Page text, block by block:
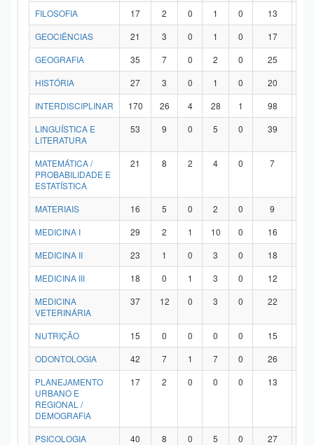
FILOSOFIA
17 2 0 1 0 13
GEOCIÊNCIAS
21 3 0 1 0 17
GEOGRAFIA
35 7 0 2 0 25
HISTÓRIA
27 3 0 1 0 20
INTERDISCIPLINAR
170 26 4 28 1 98
LINGUÍSTICA E
LITERATURA
53 9 0 5 0 39
MATEMÁTICA /
PROBABILIDADE E
ESTATÍSTICA
21 8 2 4 0 7
MATERIAIS 16 5 0 2 0 9
MEDICINA I
29 2 1 10 0 16
MEDICINA II
23 1 0 3 0 18
MEDICINA III
18 0 1 3 0 12
MEDICINA
VETERINÁRIA
37 12 0 3 0 22
NUTRIÇÃO 15 0 0 0 0 15
ODONTOLOGIA
42 7 1 7 0 26
PLANEJAMENTO
URBANO E
REGIONAL /
DEMOGRAFIA
17 2 0 0 0 13
PSICOLOGIA 40 8 0 5 0 27